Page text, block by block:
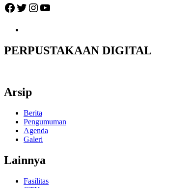
Facebook
Twitter
Instagram
YouTube
PERPUSTAKAAN DIGITAL
Arsip
Berita
Pengumuman
Agenda
Galeri
Lainnya
Fasilitas